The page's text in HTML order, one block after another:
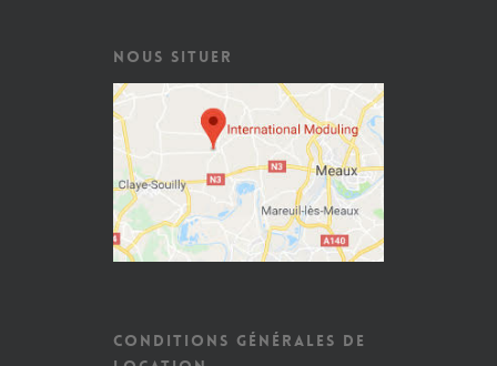
NOUS SITUER
CONDITIONS GÉNÉRALES DE